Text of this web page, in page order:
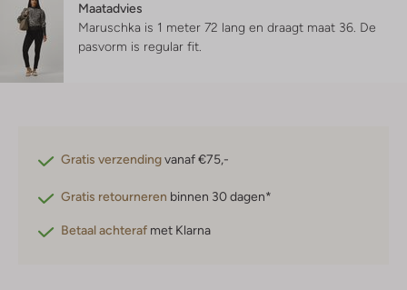
Maatadvies
Maruschka is 1 meter 72 lang en draagt maat 36. De
pasvorm is regular fit
Gratis verzendingvanaf €75,-
Gratis retourneren binnen 30 dagen*
Betaal achteraf met Klarna